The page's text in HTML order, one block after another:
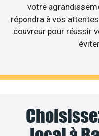
votre
répondra à vos
couvreur pour réussir